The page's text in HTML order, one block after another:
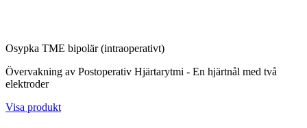
Osypka TME bipolär (intraoperativt)
Övervakning av Postoperativ Hjärtarytmi - En hjärtnål med två
elektroder
Visa produkt